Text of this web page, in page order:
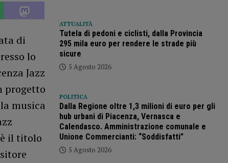
di
lo
Jazz
progetto
musica
è il titolo
ATTUALITÀ
Tutela di pedoni e ciclisti, dalla Provincia
295 mila euro per rendere le strade più
sicure
5 Agosto 2026
POLITICA
Dalla Regione oltre 1,3 milioni di euro per gli
hub urbani di Piacenza, Vernasca e
Calendasco. Amministrazione comunale e
Unione Commercianti: “Soddisfatti”
5 Agosto 2026